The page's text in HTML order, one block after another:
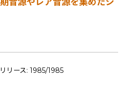
リース: 1985/1985